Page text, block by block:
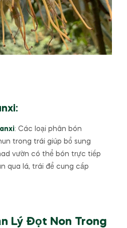
: Các loại phân bón
trong trái giúp bổ sung
vườn có thể bón trực tiếp
qua lá, trái để cung cấp
Lý Đọt Non Trong